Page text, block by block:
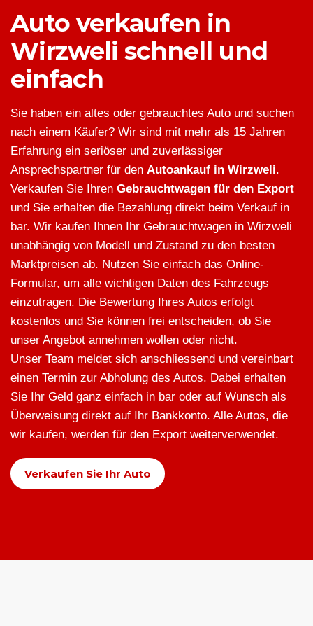
Auto verkaufen in
Wirzweli schnell und
einfach
Sie haben ein altes oder gebrauchtes Auto und suchen
nach einem Käufer? Wir sind mit mehr als 15 Jahren
Erfahrung ein seriöser und zuverlässiger
Ansprechspartner für den Autoankauf in Wirzweli.
Verkaufen Sie Ihren Gebrauchtwagen für den Export
und Sie erhalten die Bezahlung direkt beim Verkauf in
bar. Wir kaufen Ihnen Ihr Gebrauchtwagen in Wirzweli
unabhängig von Modell und Zustand zu den besten
Marktpreisen ab. Nutzen Sie einfach das Online-
Formular, um alle wichtigen Daten des Fahrzeugs
einzutragen. Die Bewertung Ihres Autos erfolgt
kostenlos und Sie können frei entscheiden, ob Sie
unser Angebot annehmen wollen oder nicht.
Unser Team meldet sich anschliessend und vereinbart
einen Termin zur Abholung des Autos. Dabei erhalten
Sie Ihr Geld ganz einfach in bar oder auf Wunsch als
Überweisung direkt auf Ihr Bankkonto. Alle Autos, die
wir kaufen, werden für den Export weiterverwendet.
Verkaufen Sie Ihr Auto